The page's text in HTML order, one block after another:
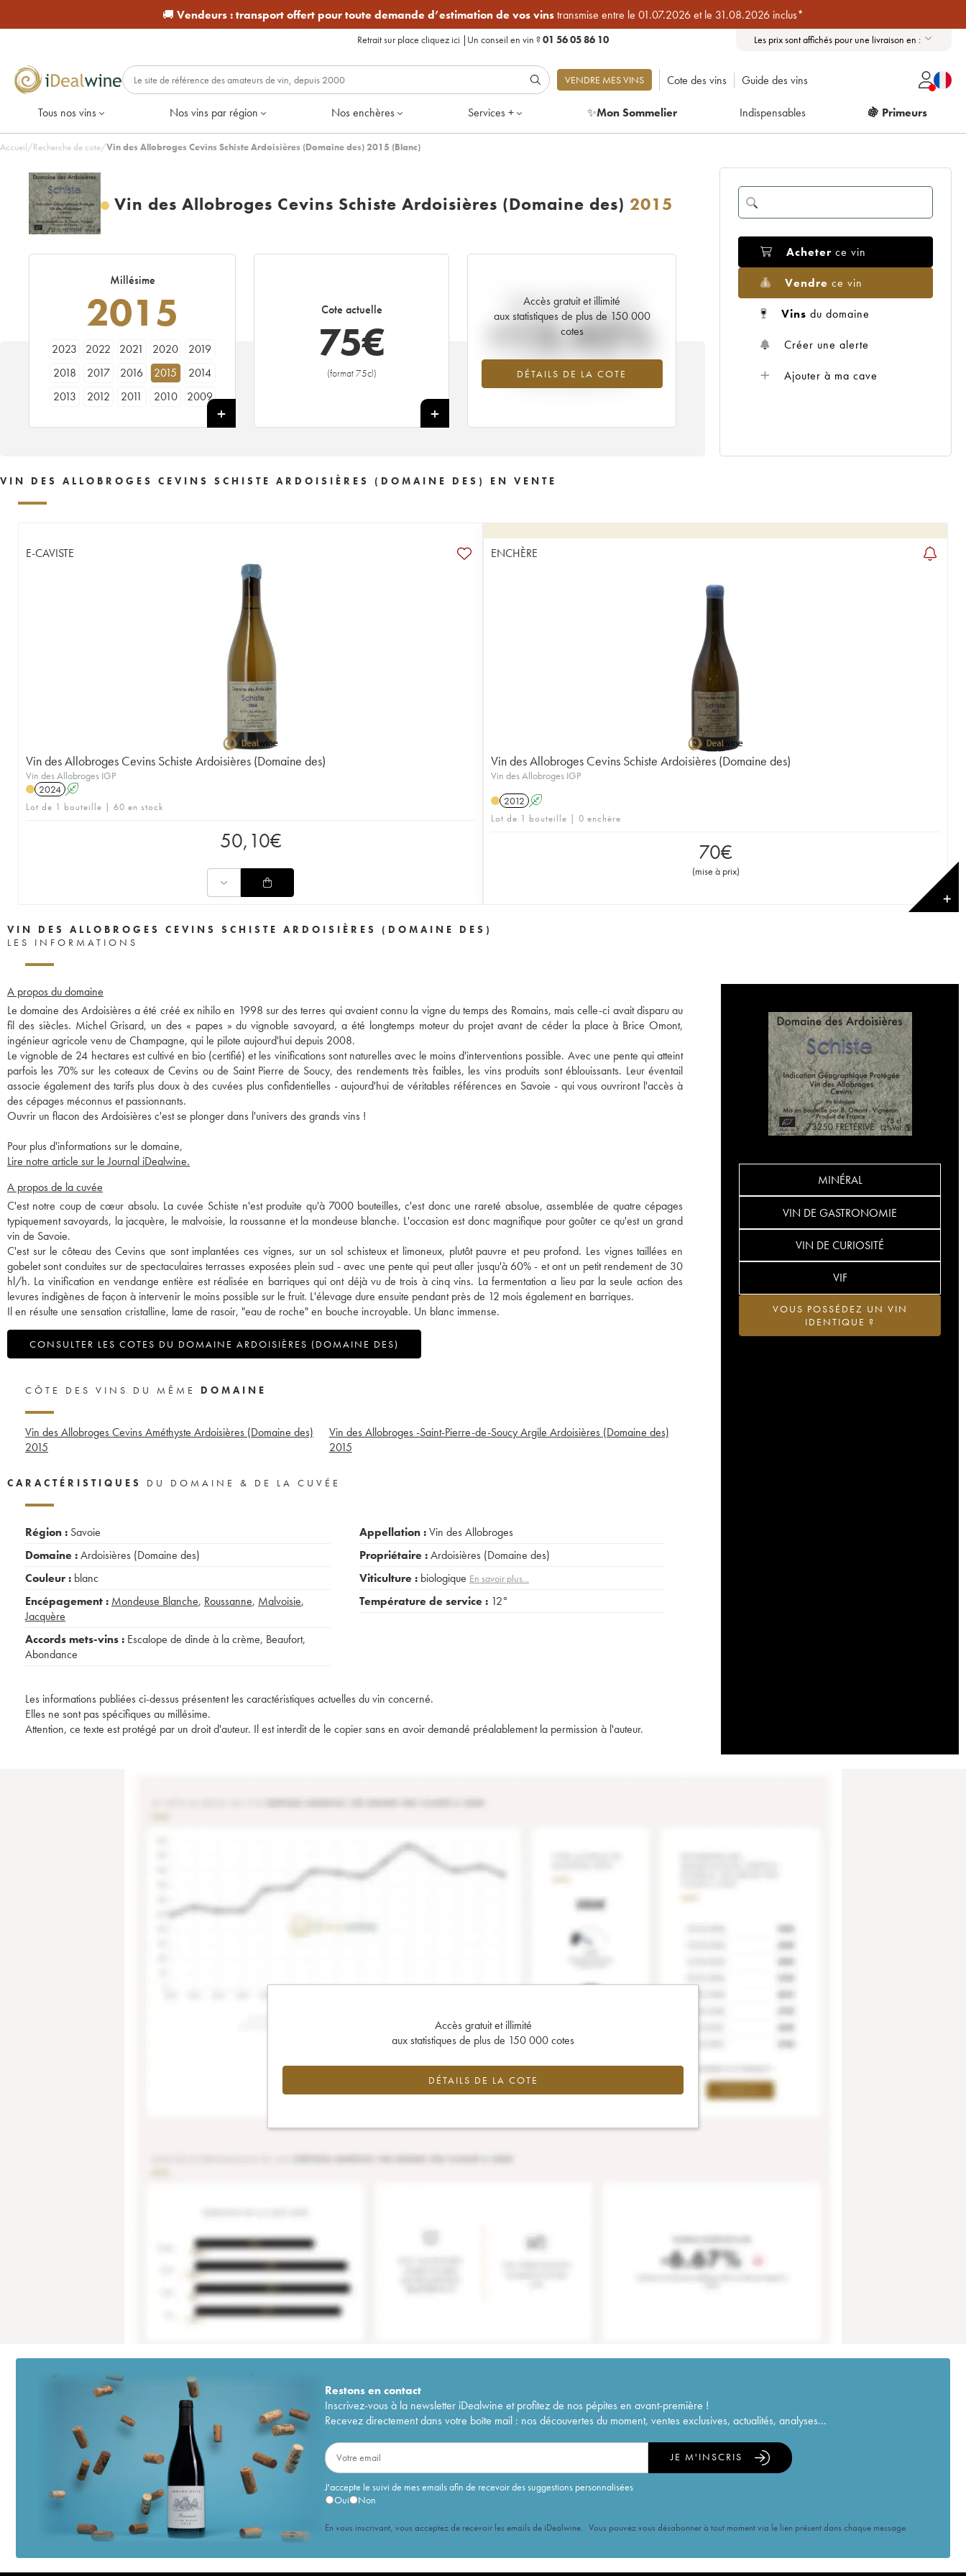
🚚 Vendeurs :transport offert pour toute demande d’estimation de vos vinstransmise entre le 01.07.2026 et le 31.08.2026 inclus*
Retrait sur place cliquez ici | Un conseil en vin ?01 56 05 86 10 Les prix sont affichés pour une livraison en :
VENDRE MES VINS Cote des vins Guide des vins
Tous nos vins Nos vins par région Nos enchères Services + ✨Mon Sommelier Indispensables 🍇 Primeurs
Accueil/Recherche de cote/Vin des Allobroges Cevins Schiste Ardoisières (Domaine des) 2015 (Blanc)
Vin des Allobroges Cevins Schiste Ardoisières (Domaine des) 2015
Millésime
2015
2023 2022 2021 2020
2019
2018
2017 2016 2015
2014
2013
2012 2011 2010 2009
Cote actuelle
75€
(format 75cl)
+
Accès gratuit et illimité
aux statistiques de plus de 150 000
cotes
DÉTAILS DE LA COTE
Tendance actuelle de la cote
+13.42%
Tendance à la hausse du millésime 2015
en 2026 par rapport à 2025
Acheter ce vin
Vendre ce vin
Vins du domaine
Créer une alerte
Ajouter à ma cave
VIN DES ALLOBROGES CEVINS SCHISTE ARDOISIÈRES (DOMAINE DES) EN VENTE
E-CAVISTE
Vin des Allobroges Cevins Schiste Ardoisières (Domaine des)
Vin des Allobroges IGP
2024 A
Lot de 1 bouteille | 60 en stock
50,10€
ENCHÈRE
Vin des Allobroges Cevins Schiste Ardoisières (Domaine des)
Vin des Allobroges IGP
2012 A
Lot de 1 bouteille | 0 enchère
70€
(mise à prix)
✕
VIN DES ALLOBROGES CEVINS SCHISTE ARDOISIÈRES (DOMAINE DES)
LES INFORMATIONS
A propos du domaine
Le domaine des Ardoisières a été créé ex nihilo en 1998 sur des terres qui avaient connu la vigne du temps des Romains, mais celle-ci avait disparu au
fil des siècles. Michel Grisard, un des « papes » du vignoble savoyard, a été longtemps moteur du projet avant de céder la place à Brice Omont,
ingénieur agricole venu de Champagne, qui le pilote aujourd'hui depuis 2008.
Le vignoble de 24 hectares est cultivé en bio (certifié) et les vinifications sont naturelles avec le moins d'interventions possible. Avec une pente qui atteint
parfois les 70% sur les coteaux de Cevins ou de Saint Pierre de Soucy, des rendements très faibles, les vins produits sont éblouissants. Leur éventail
associe également des tarifs plus doux à des cuvées plus confidentielles - aujourd'hui de véritables références en Savoie - qui vous ouvriront l'accès à
des cépages méconnus et passionnants.
Ouvrir un flacon des Ardoisières c'est se plonger dans l'univers des grands vins !
Pour plus d'informations sur le domaine,
Lire notre article sur le Journal iDealwine.
A propos de la cuvée
C'est notre coup de cœur absolu. La cuvée Schiste n'est produite qu'à 7000 bouteilles, c'est donc une rareté absolue, assemblée de quatre cépages
typiquement savoyards, la jacquère, le malvoisie, la roussanne et la mondeuse blanche. L'occasion est donc magnifique pour goûter ce qu'est un grand
vin de Savoie.
C'est sur le côteau des Cevins que sont implantées ces vignes, sur un sol schisteux et limoneux, plutôt pauvre et peu profond. Les vignes taillées en
gobelet sont conduites sur de spectaculaires terrasses exposées plein sud - avec une pente qui peut aller jusqu'à 60% - et ont un petit rendement de 30
hl/h. La vinification en vendange entière est réalisée en barriques qui ont déjà vu de trois à cinq vins. La fermentation a lieu par la seule action des
levures indigènes de façon à intervenir le moins possible sur le fruit. L'élevage dure ensuite pendant près de 12 mois également en barriques.
Il en résulte une sensation cristalline, lame de rasoir, "eau de roche" en bouche incroyable. Un blanc immense.
CONSULTER LES COTES DU DOMAINE ARDOISIÈRES (DOMAINE DES)
MINÉRAL
VIN DE GASTRONOMIE
VIN DE CURIOSITÉ
VIF
VOUS POSSÉDEZ UN VIN
IDENTIQUE ?
CÔTE DES VINS DU MÊME DOMAINE
Vin des Allobroges Cevins Améthyste Ardoisières (Domaine des)
2015
Vin des Allobroges -Saint-Pierre-de-Soucy Argile Ardoisières (Domaine des)
2015
CARACTÉRISTIQUES DU DOMAINE & DE LA CUVÉE
Région : Savoie
Domaine :Ardoisières (Domaine des)
Couleur : blanc
Encépagement : Mondeuse Blanche, Roussanne, Malvoisie,
Jacquère
Accords mets-vins : Escalope de dinde à la crème, Beaufort,
Abondance
Appellation :Vin des Allobroges
Propriétaire :Ardoisières (Domaine des)
Viticulture : biologique En savoir plus...
Température de service : 12°
Les informations publiées ci-dessus présentent les caractéristiques actuelles du vin concerné.
Elles ne sont pas spécifiques au millésime.
Attention, ce texte est protégé par un droit d'auteur. Il est interdit de le copier sans en avoir demandé préalablement la permission à l'auteur.
Accès gratuit et illimité
aux statistiques de plus de 150 000 cotes
DÉTAILS DE LA COTE
Restons encontact
Inscrivez-vous à la newsletter iDealwine et profitez de nos pépites en avant-première !
Recevez directement dans votre boîte mail : nos découvertes du moment, ventes exclusives, actualités, analyses...
J'accepte le suivi de mes emails afin de recevoir des suggestions personnalisées
Oui
Non
JE M'INSCRIS
En vous inscrivant, vous acceptez de recevoir les emails de iDealwine. Vous pouvez vous désabonner à tout moment via le lien présent dans chaque message.